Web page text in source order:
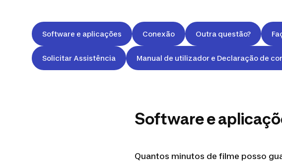
Software e aplicações Conexão Outra questão?
Solicitar Assistência Manual de utilizador e Declaração de
Software e
Quantos minutos de filme posso